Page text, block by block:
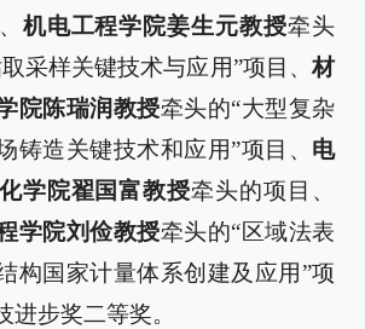
机电工程学院姜生元教授牵头
采样关键技术与应用”项目、材
院陈瑞润教授牵头的“大型复杂
铸造关键技术和应用”项目、 电
学院翟国富教授牵头的项目、
学院刘俭教授牵头的“区域法表
构国家计量体系创建及应用”项
进步奖二等奖。